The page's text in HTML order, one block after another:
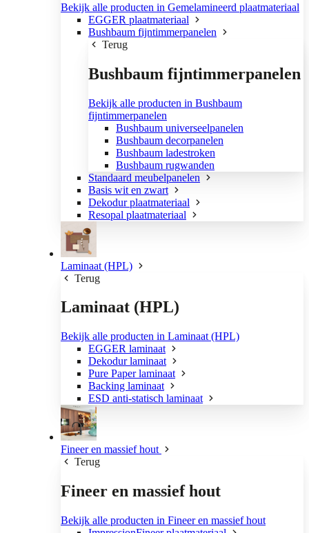
Bekijk alle producten in Gemelamineerd plaatmateriaal
EGGER plaatmateriaal
Bushbaum fijntimmerpanelen
Terug
Bushbaum fijntimmerpanelen
Bekijk alle producten in Bushbaum
fijntimmerpanelen
Bushbaum universeelpanelen
Bushbaum decorpanelen
Bushbaum ladestroken
Bushbaum rugwanden
Standaard meubelpanelen
Basis wit en zwart
Dekodur plaatmateriaal
Resopal plaatmateriaal
Laminaat (HPL)
Terug
Laminaat (HPL)
Bekijk alle producten in Laminaat (HPL)
EGGER laminaat
Dekodur laminaat
Pure Paper laminaat
Backing laminaat
ESD anti-statisch laminaat
Fineer en massief hout
Terug
Fineer en massief hout
Bekijk alle producten in Fineer en massief hout